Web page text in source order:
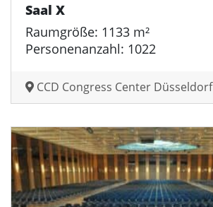
Saal X
Raumgröße: 1133 m²
Personenanzahl: 1022
CCD Congress Center Düsseldorf